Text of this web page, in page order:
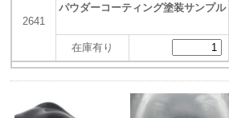
2641
パウダーコーティング塗装サンプル
在庫有り